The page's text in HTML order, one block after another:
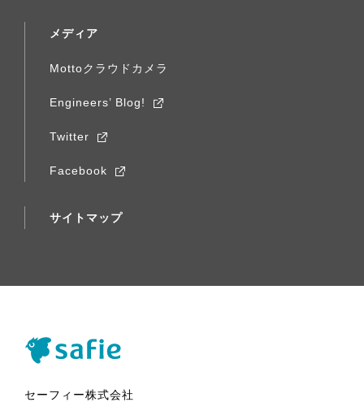
メディア
Mottoクラウドカメラ
Engineers’ Blog!
Twitter
Facebook
サイトマップ
セーフィー株式会社